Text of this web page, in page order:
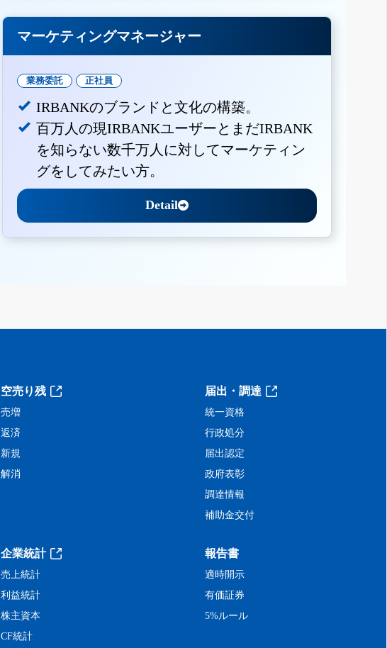
マーケティングマネージャー
業務委託 正社員
IRBANKのブランドと文化の構築。
百万人の現IRBANKユーザーとまだIRBANK
を知らない数千万人に対してマーケティン
グをしてみたい方。
Detail
空売り残
売増
返済
新規
解消
届出・調達
統一資格
行政処分
届出認定
政府表彰
調達情報
補助金交付
企業統計
売上統計
利益統計
株主資本
CF統計
報告書
適時開示
有価証券
5%ルール